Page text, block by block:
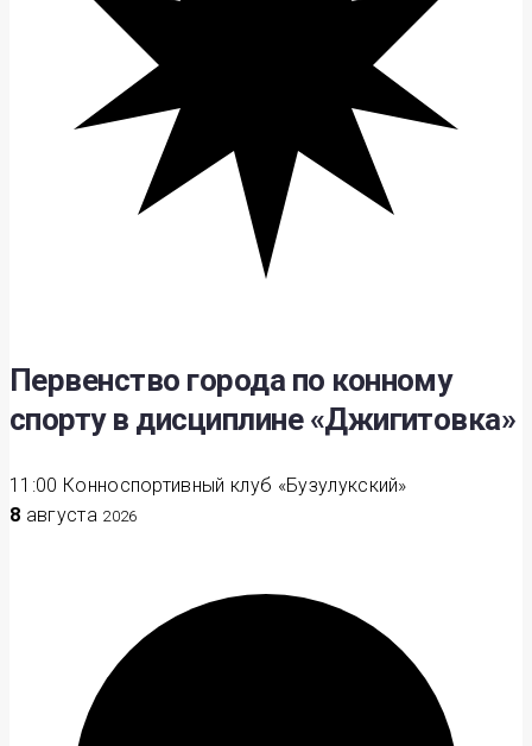
Первенство города по конному
спорту в дисциплине «Джигитовка»
11:00 Конноспортивный клуб «Бузулукский»
8 августа 2026